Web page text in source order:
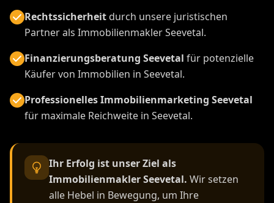
Rechtssicherheitdurch unsere juristischen
Partner als Immobilienmakler Seevetal.
Finanzierungsberatung Seevetal für potenzielle
Käufer von Immobilien in Seevetal.
Professionelles Immobilienmarketing Seevetal
für maximale Reichweite in Seevetal.
Ihr Erfolg ist unser Ziel als
Immobilienmakler Seevetal. Wir setzen
alle Hebel in Bewegung, um Ihre